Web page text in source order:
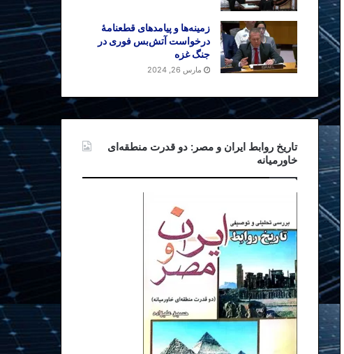
زمینه‌ها و پیامدهای قطعنامهٔ
درخواست آتش‌بس فوری در
جنگ غزه
مارس 26, 2024
تاریخ روابط ایران و مصر: دو قدرت منطقه‌ای
خاورمیانه